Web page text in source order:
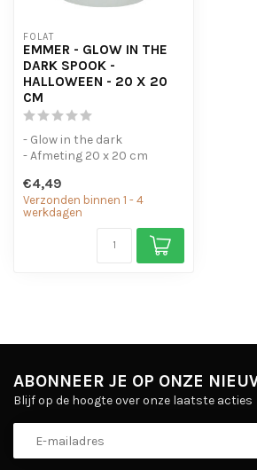
FOLAT
EMMER - GLOW IN THE
DARK SPOOK -
HALLOWEEN - 20 X 20
CM
- Glow in the dark
- Afmeting 20 x 20 cm
€4,49
Verzonden binnen 1 - 4
werkdagen
ABONNEER JE OP ONZE
Blijf op de hoogte over onze laatste acties